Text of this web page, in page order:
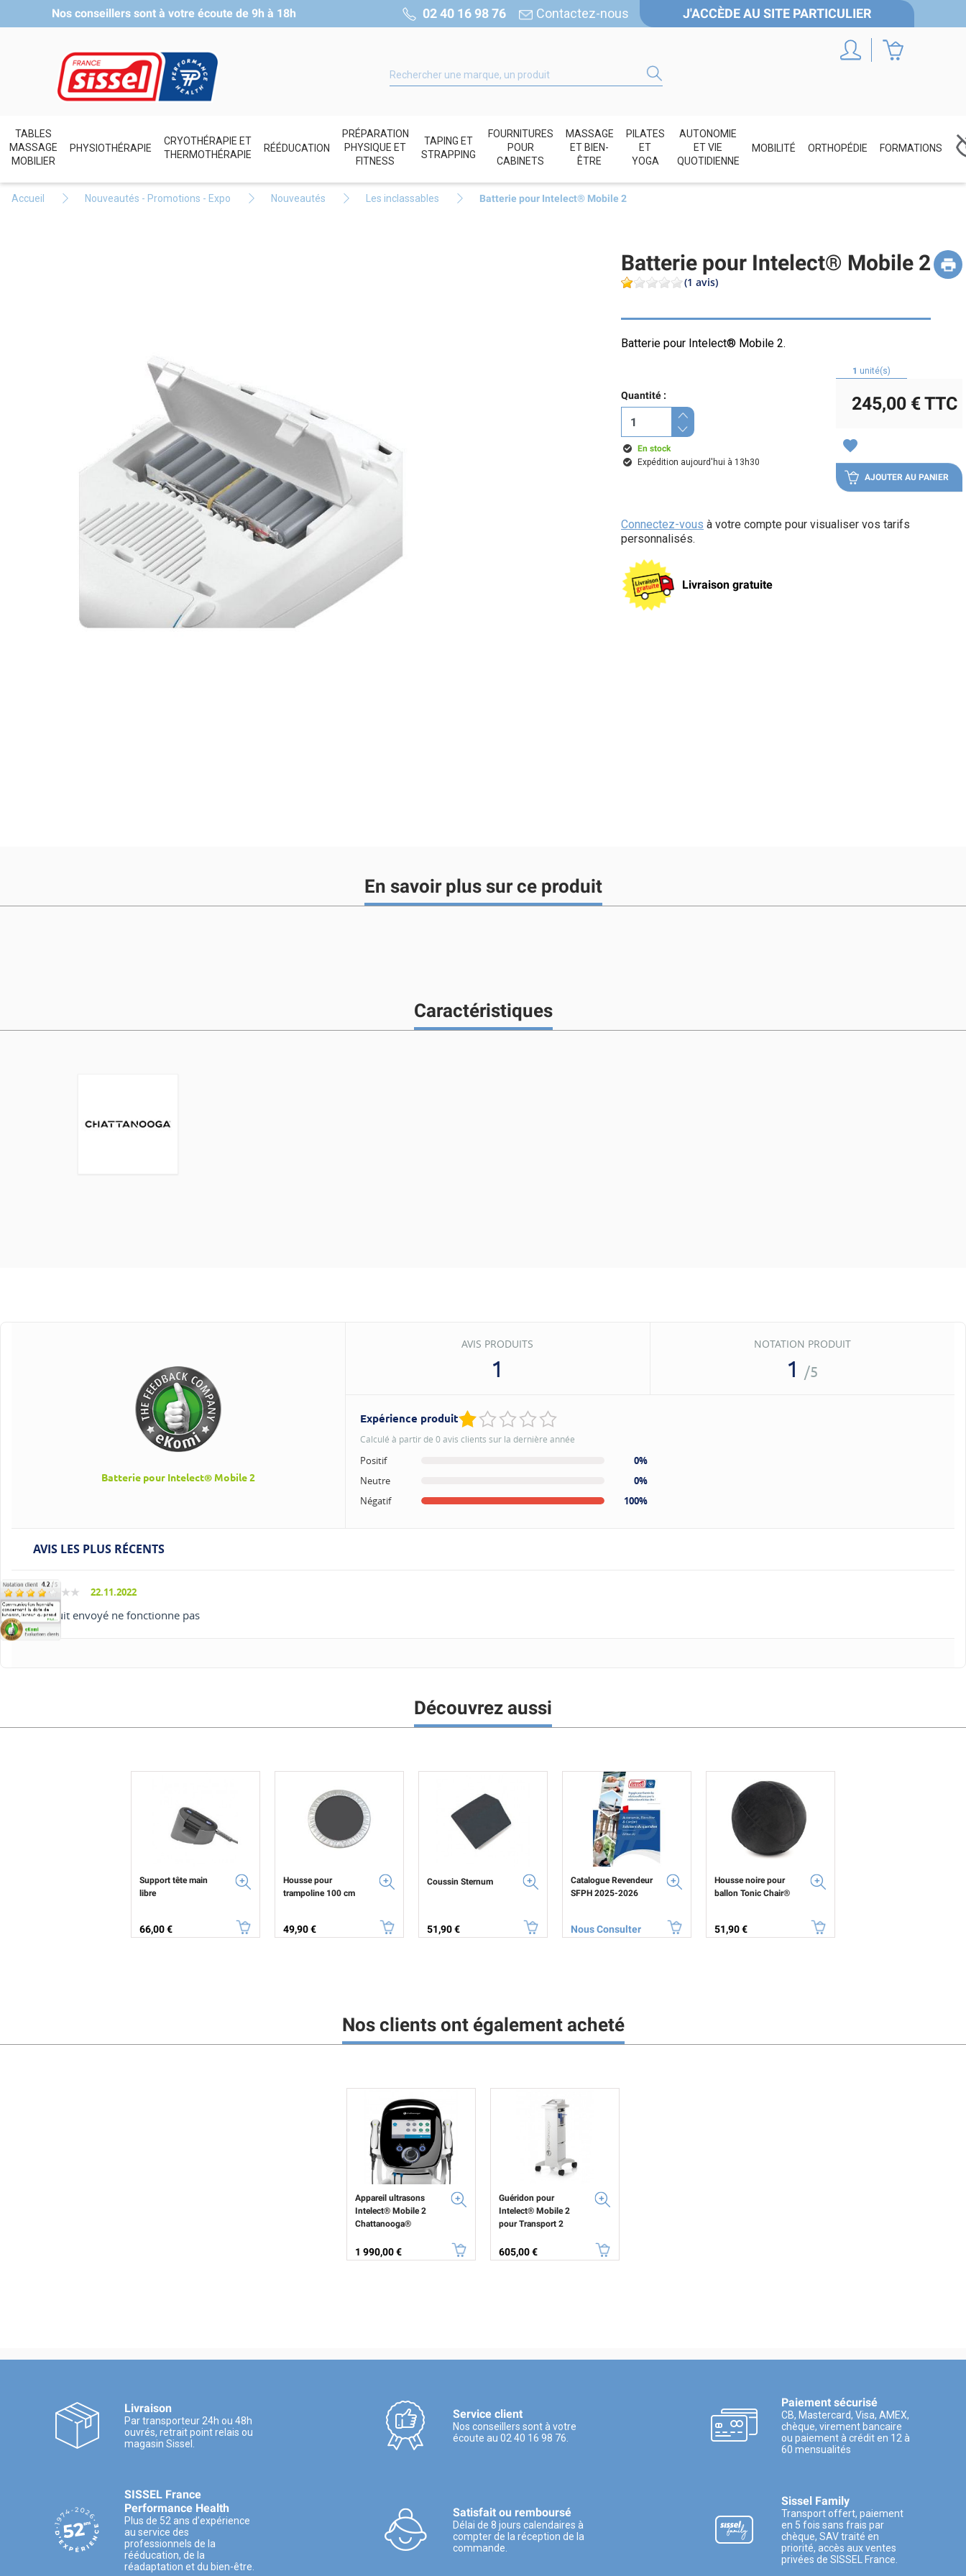
Nos conseillers sont à votre écoute de 9h à 18h 02 40 16 98 76 Contactez-nous J'ACCÈDE AU SITE PARTICULIER
TABLES
MASSAGE
MOBILIER
PHYSIOTHÉRAPIE
CRYOTHÉRAPIE ET
THERMOTHÉRAPIE
RÉÉDUCATION
PRÉPARATION
PHYSIQUE ET
FITNESS
TAPING ET
STRAPPING
FOURNITURES
POUR
CABINETS
MASSAGE
ET BIEN-
ÊTRE
PILATES
ET
YOGA
AUTONOMIE
ET VIE
QUOTIDIENNE
MOBILITÉ ORTHOPÉDIE FORMATIONS
Accueil Nouveautés - Promotions - Expo Nouveautés Les inclassables Batterie pour Intelect® Mobile 2
Batterie pour Intelect® Mobile 2
(1 avis)
Batterie pour Intelect® Mobile 2.
Quantité :
En stock
Expédition aujourd'hui à 13h30
1 unité(s)
245,00 €TTC
favorite
AJOUTER AU PANIER
Connectez-vous à votre compte pour visualiser vos tarifs
personnalisés.
Livraison gratuite
En savoir plus sur ce produit
Caractéristiques
Batterie pour Intelect® Mobile 2
AVIS PRODUITS
1
NOTATION PRODUIT
1 /5
Expérience produit
Calculé à partir de 0 avis clients sur la dernière année
Positif
0%
Neutre
0%
Négatif
100%
AVIS LES PLUS RÉCENTS
22.11.2022
Produit envoyé ne fonctionne pas
Découvrez aussi
Support tête main
libre
Prix
66,00 €
Housse pour
trampoline 100 cm
Prix
49,90 €
Coussin Sternum
Prix
51,90 €
Catalogue Revendeur
SFPH 2025-2026
Prix
Nous Consulter
Housse noire pour
ballon Tonic Chair®
Prix
51,90 €
Nos clients ont également acheté
Appareil ultrasons
Intelect® Mobile 2
Chattanooga®
Prix
1 990,00 €
Guéridon pour
Intelect® Mobile 2
pour Transport 2
Prix
605,00 €
Livraison
Par transporteur 24h ou 48h
ouvrés, retrait point relais ou
magasin Sissel.
Service client
Nos conseillers sont à votre
écoute au 02 40 16 98 76.
Paiement sécurisé
CB, Mastercard, Visa, AMEX,
chèque, virement bancaire
ou paiement à crédit en 12 à
60 mensualités
SISSEL France
Performance Health
Plus de 52 ans d’expérience
au service des
professionnels de la
rééducation, de la
réadaptation et du bien-être.
Satisfait ou remboursé
Délai de 8 jours calendaires à
compter de la réception de la
commande.
Sissel Family
Transport offert, paiement
en 5 fois sans frais par
chèque, SAV traité en
priorité, accès aux ventes
privées de SISSEL France.